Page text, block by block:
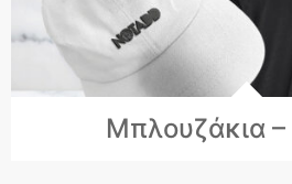
Μπλουζάκια